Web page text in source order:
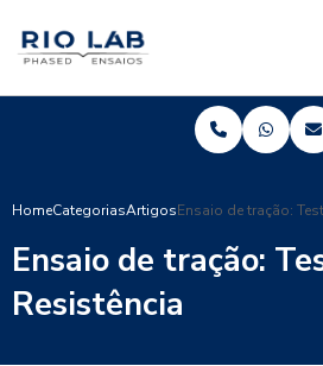
HomeCategoriasArtigosEnsaio de tração:
Ensaio de tração:
Resistência